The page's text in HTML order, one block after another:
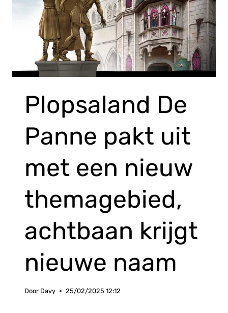
Plopsaland De
Panne pakt uit
met een nieuw
themagebied,
achtbaan krijgt
nieuwe naam
Door Davy 25/02/2025 12:12